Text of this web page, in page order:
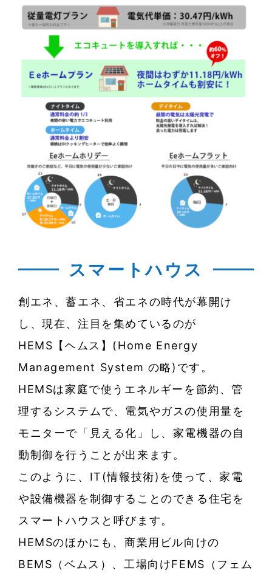
スマートハウス
創エネ、蓄エネ、省エネの時代が幕開け
し、現在、注目を集めているのが
HEMS【ヘムス】(Home Energy
Management System の略)です。
HEMSは家庭で使うエネルギーを節約、管
理するシステムで、電気やガスの使用量を
モニターで「見える化」し、家電機器の自
動制御を行うことが出来ます。
このように、IT(情報技術)を使って、家電
や設備機器を制御することのできる住宅を
スマートハウスと呼びます。
HEMSのほかにも、商業用ビル向けの
BEMS（ベムス）、工場向けFEMS（フェム